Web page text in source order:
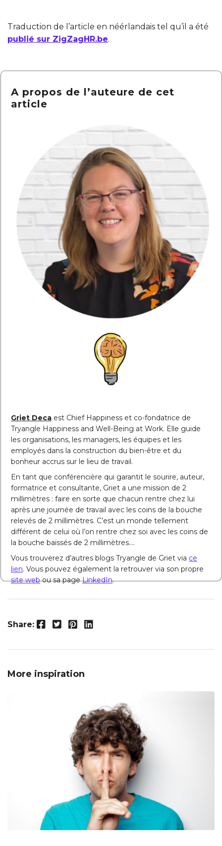
Traduction de l’article en néérlandais tel qu’il a été
publié sur ZigZagHR.be.
A propos de l’auteure de cet
article
Griet Deca est Chief Happiness et co-fondatrice de
Tryangle Happiness and Well-Being at Work. Elle guide
les organisations, les managers, les équipes et les
employés dans la construction du bien-être et du
bonheur accrus sur le lieu de travail.
En tant que conférencière qui garantit le sourire, auteur,
formatrice et consultante, Griet a une mission de 2
millimètres : faire en sorte que chacun rentre chez lui
après une journée de travail avec les coins de la bouche
relevés de 2 millimètres. C’est un monde tellement
différent de celui où l’on rentre chez soi avec les coins de
la bouche baissés de 2 millimètres….
Vous trouverez d’autres blogs Tryangle de Griet via ce
lien. Vous pouvez également la retrouver via son propre
site webou sa pageLinkedIn.
Share: Facebook Twitter Pinterest LinkedIn
More inspiration